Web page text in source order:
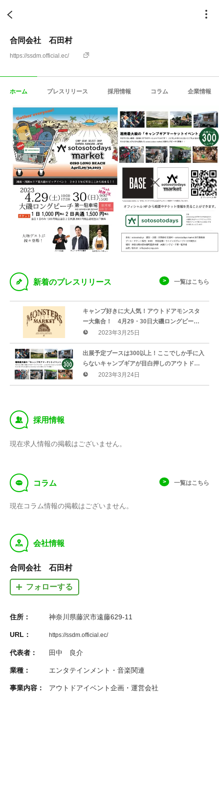
合同会社 石田村
https://ssdm.official.ec/
ホーム プレスリリース 採用情報 コラム 企業情報
D 新着のプレスリリース 一覧はこちら
キャンプ好きに大人気！アウトドアモンスタ
ー大集合！ 4月29・30日大磯ロングビーチ
に20体のモンスターが集結！！
2023年3月25日
出展予定ブースは300以上！ここでしか手に入
らないキャンプギアが目白押しのアウトドア
イベントが、大磯ロングビーチで4月29日・
30日開催
2023年3月24日
‰ 採用情報
現在求人情報の掲載はございません。
f コラム 一覧はこちら
現在コラム情報の掲載はございません。
y 会社情報
合同会社 石田村
フォローする
住所： 神奈川県藤沢市遠藤629-11
URL： https://ssdm.official.ec/
代表者： 田中 良介
業種： エンタテインメント・音楽関連
事業内容： アウトドアイベント企画・運営会社